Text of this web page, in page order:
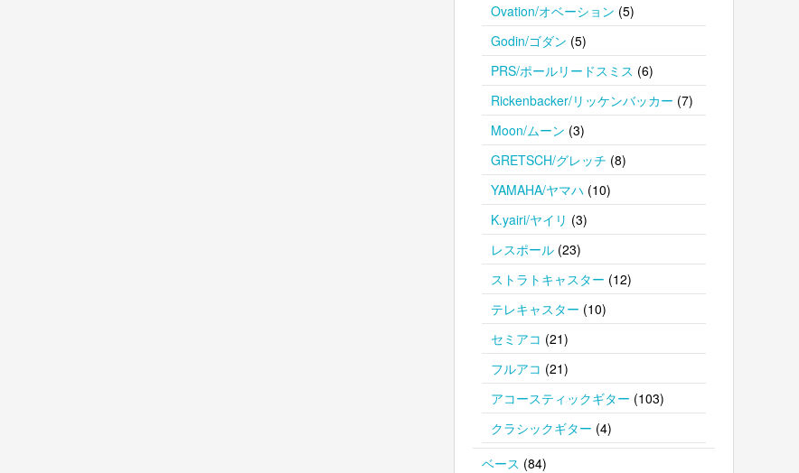
Ovation/オベーション (5)
Godin/ゴダン (5)
PRS/ポールリードスミス (6)
Rickenbacker/リッケンバッカー (7)
Moon/ムーン (3)
GRETSCH/グレッチ (8)
YAMAHA/ヤマハ (10)
K.yairi/ヤイリ (3)
レスポール (23)
ストラトキャスター (12)
テレキャスター (10)
セミアコ (21)
フルアコ (21)
アコースティックギター (103)
クラシックギター (4)
ベース (84)